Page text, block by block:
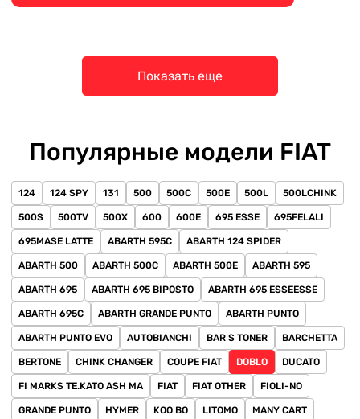
Показать еще
Популярные модели FIAT
124 124 SPY 131 500 500C 500E 500L 500LCHINK
500S 500TV 500X 600 600E 695 ESSE 695FELALI
695MASE LATTE ABARTH 595C ABARTH 124 SPIDER
ABARTH 500 ABARTH 500C ABARTH 500E ABARTH 595
ABARTH 695 ABARTH 695 BIPOSTO ABARTH 695 ESSEESSE
ABARTH 695C ABARTH GRANDE PUNTO ABARTH PUNTO
ABARTH PUNTO EVO AUTOBIANCHI BAR S TONER BARCHETTA
BERTONE CHINK CHANGER COUPE FIAT DOBLO DUCATO
FI MARKS TE.KATO ASH MA FIAT FIAT OTHER FIOLI-NO
GRANDE PUNTO HYMER KOO BO LITOMO MANY CART